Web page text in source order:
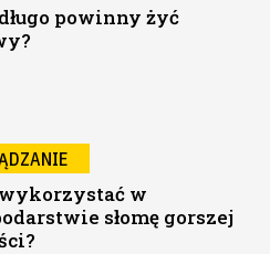
powinny żyć
w
słomę gorszej